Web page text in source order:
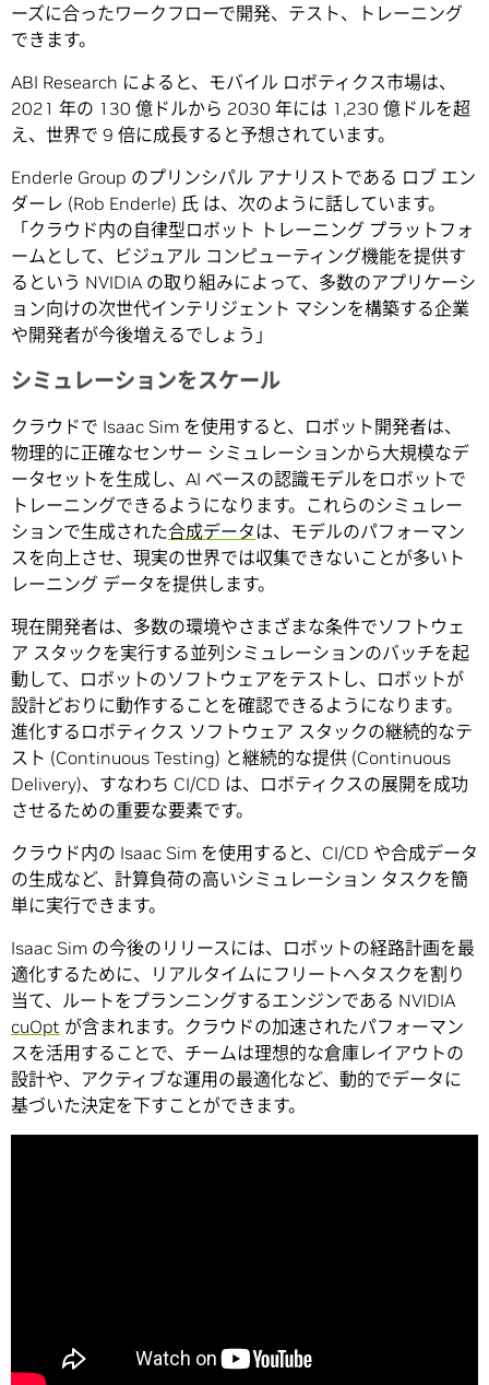
ーズに合ったワークフローで開発、テスト、トレーニング
できます。
ABI Research によると、モバイル ロボティクス市場は、
2021 年の 130 億ドルから 2030 年には 1,230 億ドルを超
え、世界で 9 倍に成長すると予想されています。
Enderle Group のプリンシパル アナリストである ロブ エン
ダーレ (Rob Enderle) 氏 は、次のように話しています。
「クラウド内の自律型ロボット トレーニング プラットフォ
ームとして、ビジュアル コンピューティング機能を提供す
るという NVIDIA の取り組みによって、多数のアプリケーシ
ョン向けの次世代インテリジェント マシンを構築する企業
や開発者が今後増えるでしょう」
シミュレーションをスケール
クラウドで Isaac Sim を使用すると、ロボット開発者は、
物理的に正確なセンサー シミュレーションから大規模なデ
ータセットを生成し、AI ベースの認識モデルをロボットで
トレーニングできるようになります。これらのシミュレー
ションで生成された合成データ は、モデルのパフォーマン
スを向上させ、現実の世界では収集できないことが多いト
レーニング データを提供します。
現在開発者は、多数の環境やさまざまな条件でソフトウェ
ア スタックを実行する並列シミュレーションのバッチを起
動して、ロボットのソフトウェアをテストし、ロボットが
設計どおりに動作することを確認できるようになります。
進化するロボティクス ソフトウェア スタックの継続的なテ
スト (Continuous Testing) と継続的な提供 (Continuous
Delivery)、すなわち CI/CD は、ロボティクスの展開を成功
させるための重要な要素です。
クラウド内の Isaac Sim を使用すると、CI/CD や合成データ
の生成など、計算負荷の高いシミュレーション タスクを簡
単に実行できます。
Isaac Sim の今後のリリースには、ロボットの経路計画を最
適化するために、リアルタイムにフリートへタスクを割り
当て、ルートをプランニングするエンジンである NVIDIA
cuOpt が含まれます。クラウドの加速されたパフォーマン
スを活用することで、チームは理想的な倉庫レイアウトの
設計や、アクティブな運用の最適化など、動的でデータに
基づいた決定を下すことができます。